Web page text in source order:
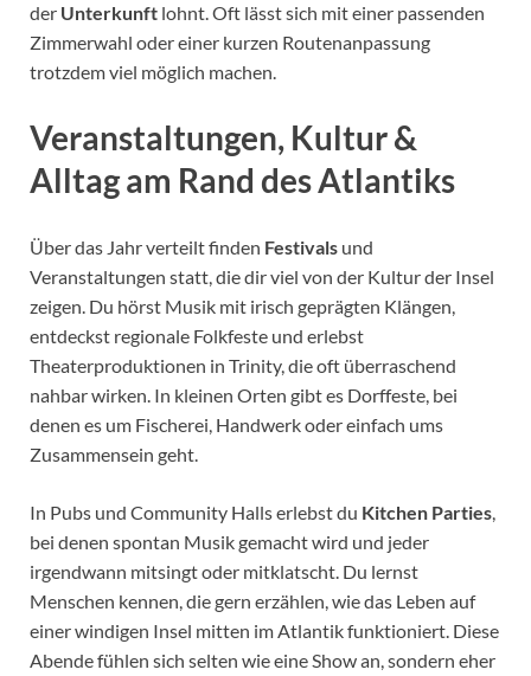
der Unterkunft lohnt. Oft lässt sich mit einer passenden
Zimmerwahl oder einer kurzen Routenanpassung
trotzdem viel möglich machen.
Veranstaltungen, Kultur &
Alltag am Rand des Atlantiks
Über das Jahr verteilt finden Festivals und
Veranstaltungen statt, die dir viel von der Kultur der Insel
zeigen. Du hörst Musik mit irisch geprägten Klängen,
entdeckst regionale Folkfeste und erlebst
Theaterproduktionen in Trinity, die oft überraschend
nahbar wirken. In kleinen Orten gibt es Dorffeste, bei
denen es um Fischerei, Handwerk oder einfach ums
Zusammensein geht.
In Pubs und Community Halls erlebst du Kitchen Parties
bei denen spontan Musik gemacht wird und jeder
irgendwann mitsingt oder mitklatscht. Du lernst
Menschen kennen, die gern erzählen, wie das Leben auf
einer windigen Insel mitten im Atlantik funktioniert. Diese
Abende fühlen sich selten wie eine Show an, sondern eher